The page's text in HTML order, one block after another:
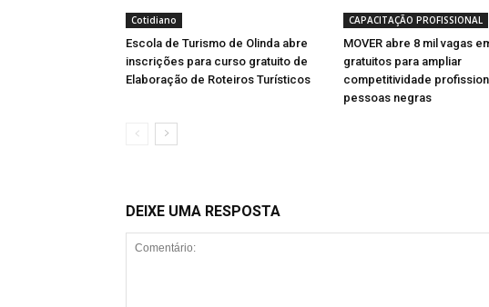
Cotidiano
Escola de Turismo de Olinda abre
inscrições para curso gratuito de
Elaboração de Roteiros Turísticos
CAPACITAÇÃO PROFISSIONAL
MOVER abre 8 mil vagas
gratuitos para ampliar
competitividade
pessoas negras
DEIXE UMA RESPOSTA